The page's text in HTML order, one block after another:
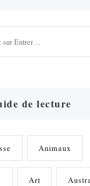
de lecture
Animaux
Art